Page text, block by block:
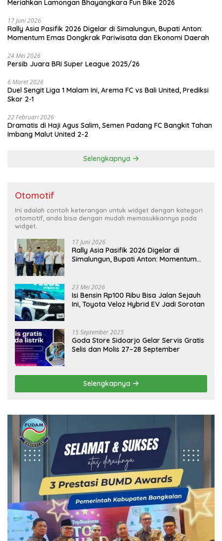
Meriahkan Lamongan Bhayangkara Fun Bike 2026
17 Juni 2026
Rally Asia Pasifik 2026 Digelar di Simalungun, Bupati Anton:
Momentum Emas Dongkrak Pariwisata dan Ekonomi Daerah
24 Mei 2026
Persib Juara BRI Super League 2025/26
6 Maret 2026
Duel Sengit Liga 1 Malam Ini, Arema FC vs Bali United, Prediksi
Skor 2-1
22 Februari 2026
Dramatis di Haji Agus Salim, Semen Padang FC Bangkit Tahan
Imbang Malut United 2-2
Selengkapnya
Otomotif
Ini adalah contoh keterangan untuk widget dengan kategori
otomotif, anda bisa dengan mudah memasukkannya pada
widget.
17 Juni 2026
Rally Asia Pasifik 2026 Digelar di
Simalungun, Bupati Anton: Momentum
23 Mei 2026
Isi Bensin Rp100 Ribu Bisa Jalan Sejauh
Ini, Toyota Veloz Hybrid EV Jadi Sorotan
15 September 2025
Goda Store Sidoarjo Gelar Servis Gratis
Selis dan Molis 27–28 September
Selengkapnya